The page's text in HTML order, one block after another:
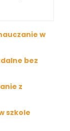
w
bez
z
szkole